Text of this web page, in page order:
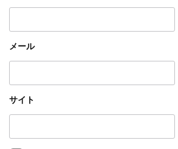
メール
サイト